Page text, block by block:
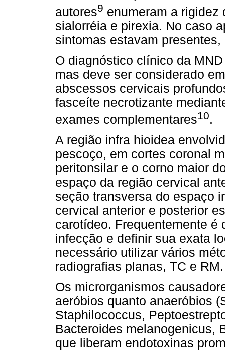
autores9 enumeram a rigidez
sialorréia e pirexia. No caso
sintomas estavam
O diagnóstico clínico da
mas deve ser considerado
abscessos cervicais
fasceíte necrotizante
exames complementares10.
A região infra hioidea
pescoço, em cortes coronal
peritonsilar e o corno maior
espaço da região cervical
seção transversa do espaço
cervical anterior e posterior
carotídeo. Frequentemente
infecção e definir sua exata
necessário utilizar vários
radiografias planas, TC e RM.
Os microrganismos
aeróbios quanto anaeróbios
Staphilococcus,
Bacteroides melanogenicus,
que liberam endotoxinas